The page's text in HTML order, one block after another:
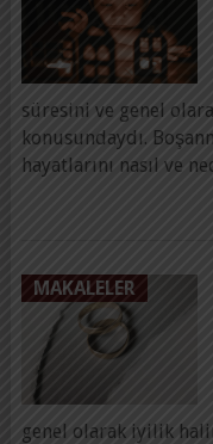
süresini ve genel
konusundaydı.
hayatlarını nasıl ve
MAKALELER
genel olarak iyilik